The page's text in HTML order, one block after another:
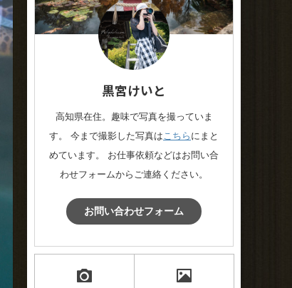
黒宮けいと
高知県在住。趣味で写真を撮っていま
す。 今まで撮影した写真はこちら にまと
めています。 お仕事依頼などはお問い合
わせフォームからご連絡ください。
お問い合わせフォーム